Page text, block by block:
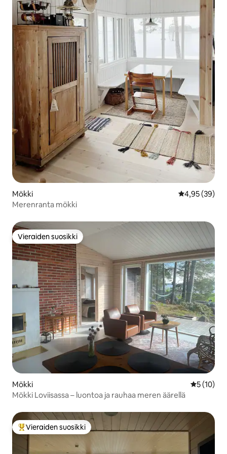
Mökki
4,95 (39)
Merenranta mökki
Vieraiden suosikki
Vieraiden suosikki
Mökki
5 (10)
Mökki Loviisassa – luontoa ja rauhaa meren äärellä
Vieraiden suosikkien parhaimmistoa
Vieraiden suosikki